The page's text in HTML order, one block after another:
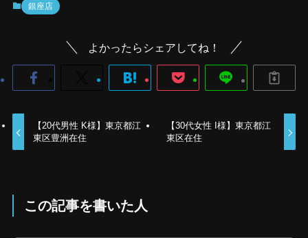
銀座店
よかったらシェアしてね！
【20代男性 K様】東京都江
東区豊洲在住
【30代女性 I様】東京都江
東区在住
この記事を書いた人